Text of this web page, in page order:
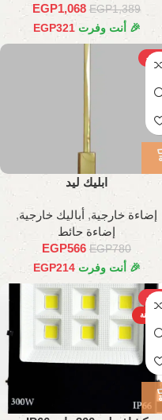
EGP1,389
EGP1,068
🎉 أنت وفرت EGP321
-27%
ابليك ليد
إضاءة خارجية, أباليك خارجية,
إضاءة حائط
EGP780
EGP566
🎉 أنت وفرت EGP214
-31%
الساخنة